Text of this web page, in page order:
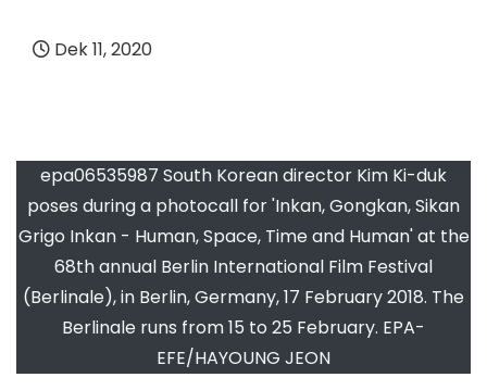
Dek 11, 2020
epa06535987 South Korean director Kim Ki-duk
poses during a photocall for 'Inkan, Gongkan, Sikan
Grigo Inkan - Human, Space, Time and Human' at the
68th annual Berlin International Film Festival
(Berlinale), in Berlin, Germany, 17 February 2018. The
Berlinale runs from 15 to 25 February. EPA-
EFE/HAYOUNG JEON